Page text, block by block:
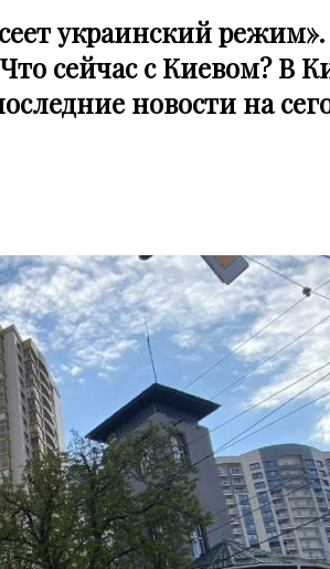
украинский
сейчас с Киевом? В
новости на